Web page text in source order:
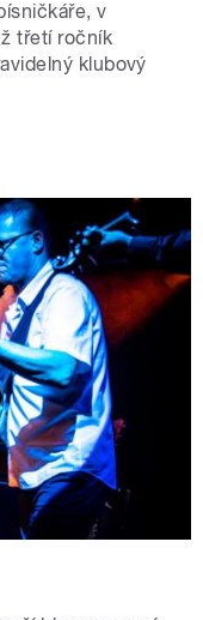
v
třetí ročník
klubový